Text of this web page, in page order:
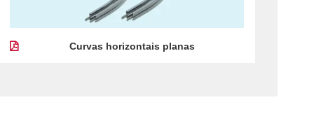
Curvas horizontais planas